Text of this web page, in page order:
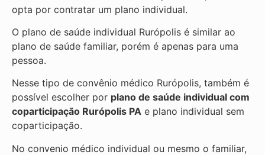
opta por contratar um plano individual.
O plano de saúde individual Rurópolis é similar ao
plano de saúde familiar, porém é apenas para uma
pessoa.
Nesse tipo de convênio médico Rurópolis, também é
possível escolher por plano de saúde individual com
coparticipação Rurópolis PA e plano individual sem
coparticipação.
No convenio médico individual ou mesmo o familiar,